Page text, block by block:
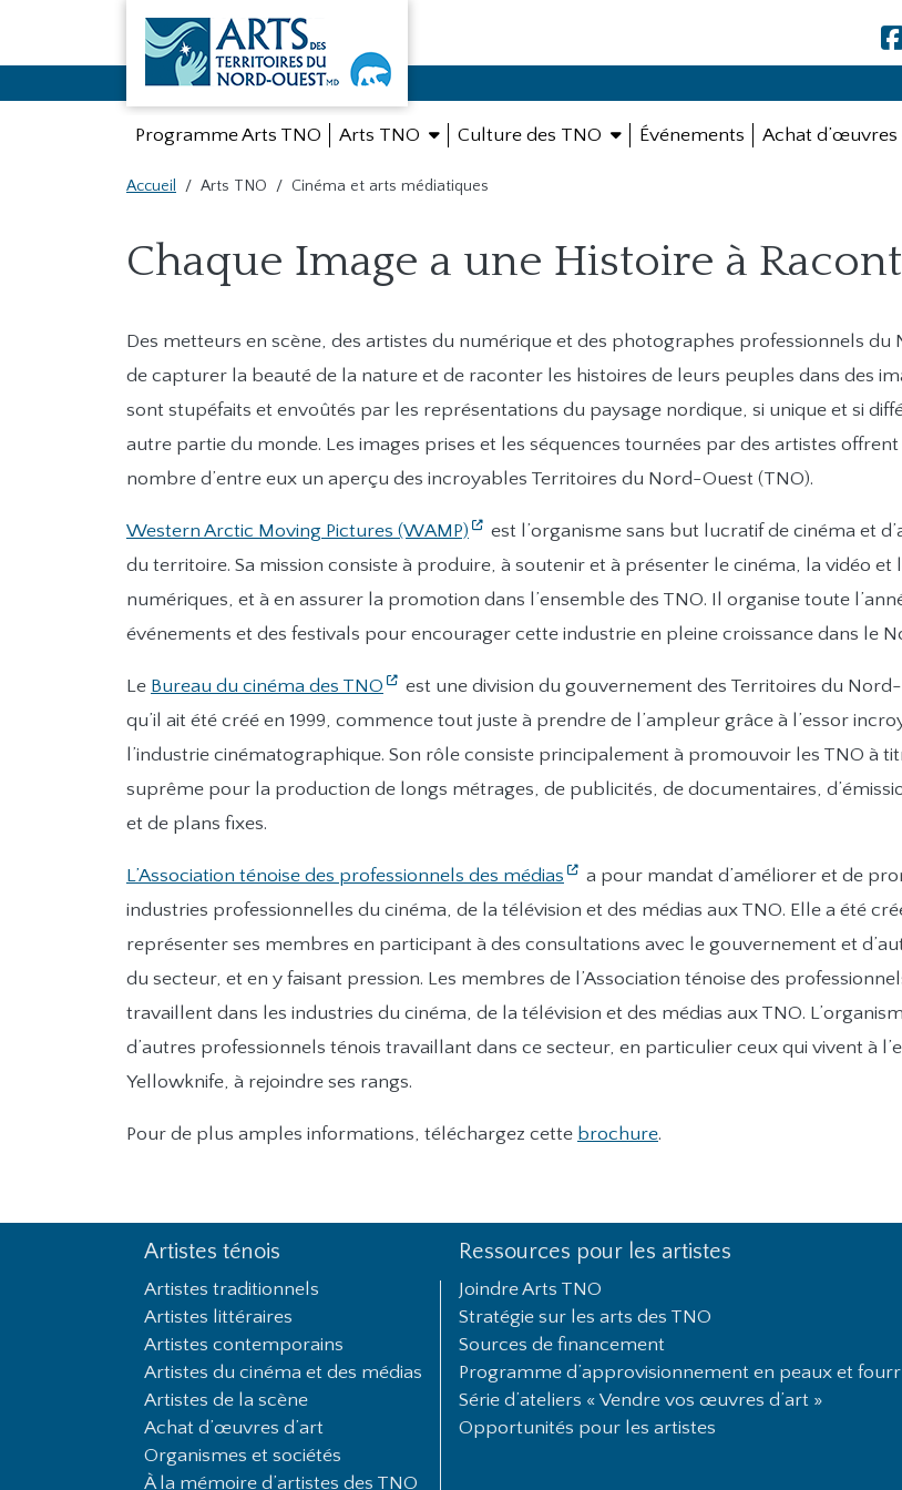
Aller au contenu
NWT Arts
Programme Arts TNO Arts TNO Culture des TNO Événements Achat d’œuvres
Accueil Arts TNO Cinéma et arts médiatiques
Main Content
Chaque Image a une Histoire à
Des metteurs en scène, des artistes du numérique et des photographes professionnels du
de capturer la beauté de la nature et de raconter les histoires de leurs peuples dans des
sont stupéfaits et envoûtés par les représentations du paysage nordique, si unique et si
autre partie du monde. Les images prises et les séquences tournées par des artistes
nombre d’entre eux un aperçu des incroyables Territoires du Nord-Ouest (TNO).
Western Arctic Moving Pictures (WAMP)
est l’organisme sans but lucratif de cinéma et
du territoire. Sa mission consiste à produire, à soutenir et à présenter le cinéma, la vidéo et
numériques, et à en assurer la promotion dans l’ensemble des TNO. Il organise toute
événements et des festivals pour encourager cette industrie en pleine croissance dans le
Le Bureau du cinéma des TNO
est une division du gouvernement des Territoires du
qu’il ait été créé en 1999, commence tout juste à prendre de l’ampleur grâce à l’essor
l’industrie cinématographique. Son rôle consiste principalement à promouvoir les TNO à
suprême pour la production de longs métrages, de publicités, de documentaires,
et de plans fixes.
L’Association ténoise des professionnels des médias
a pour mandat d’améliorer et de
industries professionnelles du cinéma, de la télévision et des médias aux TNO. Elle a été
représenter ses membres en participant à des consultations avec le gouvernement et
du secteur, et en y faisant pression. Les membres de l’Association ténoise des
travaillent dans les industries du cinéma, de la télévision et des médias aux TNO.
d’autres professionnels ténois travaillant dans ce secteur, en particulier ceux qui vivent à
Yellowknife, à rejoindre ses rangs.
Pour de plus amples informations, téléchargez cette brochure.
Footer First
Artistes ténois
Artistes traditionnels
Artistes littéraires
Artistes contemporains
Artistes du cinéma et des médias
Artistes de la scène
Achat d’œuvres d’art
Organismes et sociétés
À la mémoire d’artistes des TNO
Ressources pour les artistes
Joindre Arts TNO
Stratégie sur les arts des TNO
Sources de financement
Programme d’approvisionnement en peaux et
Série d’ateliers « Vendre vos œuvres d’art »
Opportunités pour les artistes